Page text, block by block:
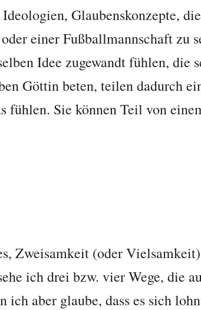
Glaubenskonzepte,
einer Fußballmannschaft zu
Idee zugewandt fühlen, die
Göttin beten, teilen dadurch
fühlen. Sie können Teil von
Zweisamkeit (oder
ich drei bzw. vier Wege, die
ich aber glaube, dass es sich